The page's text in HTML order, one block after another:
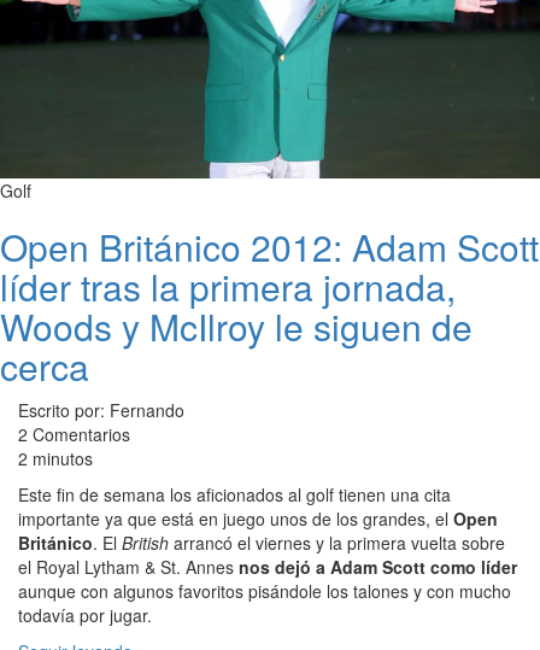
Golf
Open Británico 2012: Adam Scott
líder tras la primera jornada,
Woods y McIlroy le siguen de
cerca
Escrito por: Fernando
2 Comentarios
2 minutos
Este fin de semana los aficionados al golf tienen una cita
importante ya que está en juego unos de los grandes, el Open
Británico. El British arrancó el viernes y la primera vuelta sobre
el Royal Lytham & St. Annes nos dejó a Adam Scott como líder
aunque con algunos favoritos pisándole los talones y con mucho
todavía por jugar.